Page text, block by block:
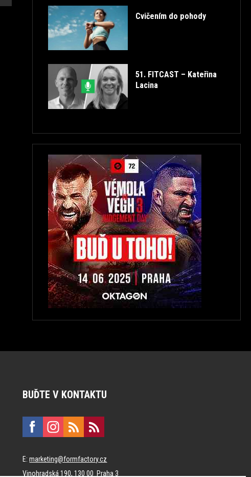
Cvičením do pohody
51. FITCAST – Kateřina
Lacina
BUĎTE V KONTAKTU
E:marketing@formfactory.cz
Vinohradská 190, 130 00 Praha 3